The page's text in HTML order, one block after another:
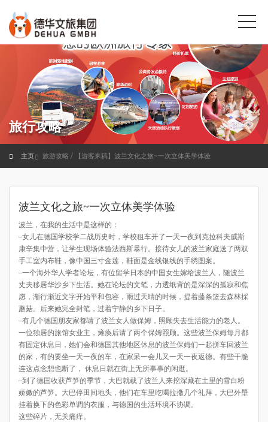
旅行攻略
主页 旅游攻略 / 【游客来稿】波兰文化之旅~一次立体美学体验
波兰文化之旅~一次立体美学体验
波兰，在我的生活中是这样的：
–女儿在德国学校学二战历史时，学校租车开了一天一夜到克拉科夫威斯
康辛集中营，让学生现场体验法西斯暴行。接待女儿的波兰家庭送了两双
手工室内布鞋，像中国三寸金莲，鞋面是金线银线的手绣图案。
–一个海外华人学者论坛，有位留学日本的中国女生嫁给波兰人，随波兰
丈夫移居华沙乡下生活。她在论坛的文笔，力透纸背的是深深的孤寂和焦
虑，渐行渐近文字开始平和包容，雨过天晴的时候，提着藤条篮去森林採
蘑菇。后来她完全封笔，过着宁静的乡下日子。
–有几个德国朋友家都请了波兰女人做保姆，照顾失去生活能力的老人。
一位独居的旅馆女业主，瘫痪后请了两个保姆照顾。这些波兰保姆每月都
有固定休息日，她们会和德国其他地区休息的波兰保姆们一起拼车回波兰
的家，有的要坐一天一夜的车，在家呆一会儿又一天一夜返德。有些干脆
连这点念想也断了， 休息日就在街上无所事事的闲逛。
–到了德国收获芦笋的季节，大巴就载了波兰人来挖深藏在土里的雪白粉
娇嫩的芦笋。大巴停田间地头，他们在车里吃喝拉撒几个礼拜，大巴外壁
挂着换下的色彩单调的衣服，与德国的生活环境不协调。
这些碎片，无关痛痒。